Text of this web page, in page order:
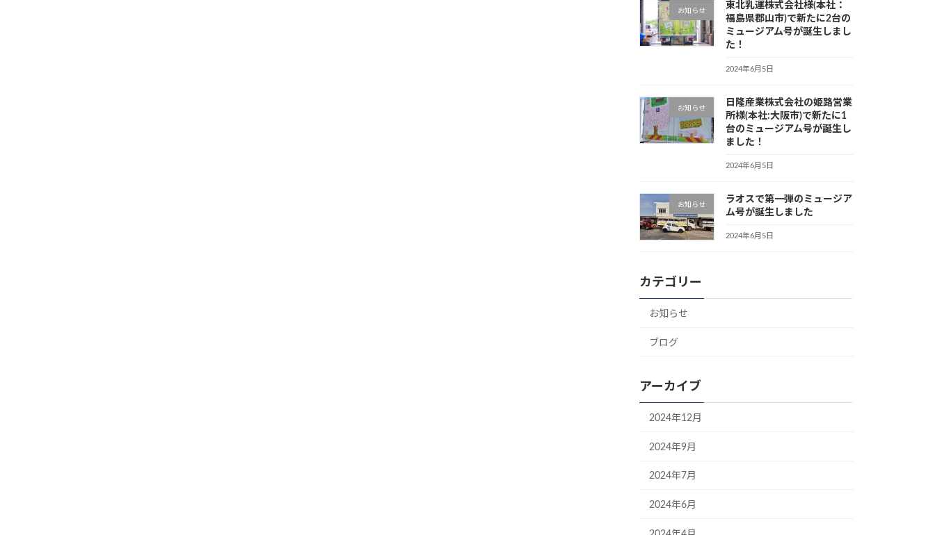
お知らせ
東北乳運株式会社様(本社：
福島県郡山市)で新たに2台の
ミュージアム号が誕生しまし
た！
2024年6月5日
お知らせ
日隆産業株式会社の姫路営業
所様(本社:大阪市)で新たに1
台のミュージアム号が誕生し
ました！
2024年6月5日
お知らせ
ラオスで第一弾のミュージア
ム号が誕生しました
2024年6月5日
カテゴリー
お知らせ
ブログ
アーカイブ
2024年12月
2024年9月
2024年7月
2024年6月